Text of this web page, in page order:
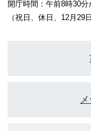
開庁時間：午前8時30
（祝日、休日、12月29